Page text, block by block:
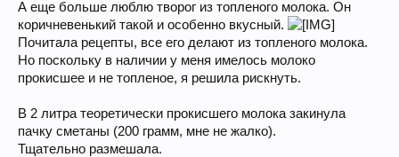
А еще больше люблю творог из топленого молока. Он
коричневенький такой и особенно вкусный.
Почитала рецепты, все его делают из топленого молока.
Но поскольку в наличии у меня имелось молоко
прокисшее и не топленое, я решила рискнуть.
В 2 литра теоретически прокисшего молока закинула
пачку сметаны (200 грамм, мне не жалко).
Тщательно размешала.